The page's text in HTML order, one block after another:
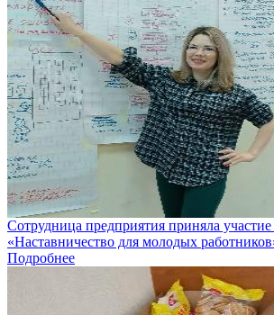
Сотрудница предприятия приняла
«Наставничество для молодых
Подробнее